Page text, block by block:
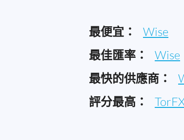
最便宜： Wise
最佳匯率： Wise
最快的供應商：
評分最高：